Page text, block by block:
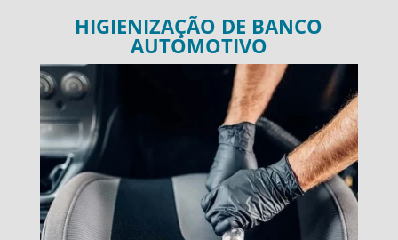
HIGIENIZAÇÃO DE BANCO
AUTOMOTIVO